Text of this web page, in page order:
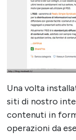
Una volta
siti di nostro
contenuti in
operazioni da